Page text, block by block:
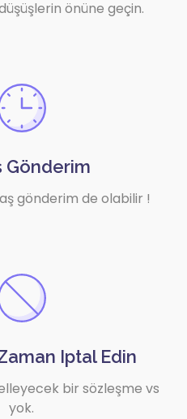
önüne geçin.
Gönderim
gönderim de olabilir !
Iptal Edin
bir sözleşme vs
yok.